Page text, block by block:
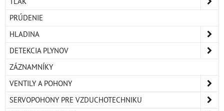
PRÚDENIE
HLADINA
DETEKCIA PLYNOV
ZÁZNAMNÍKY
VENTILY A POHONY
SERVOPOHONY PRE VZDUCHOTECHNIKU